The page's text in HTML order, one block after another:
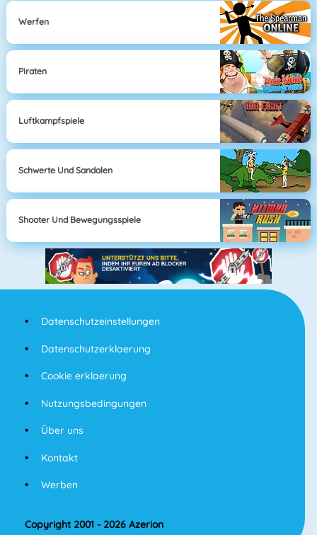
Werfen
Piraten
Luftkampfspiele
Schwerte Und Sandalen
Shooter Und Bewegungsspiele
Datenschutzeinstellungen
Datenschutzerklaerung
Cookie erklaerung
Nutzungsbedingungen
Über uns
Kontakt
Werben
Copyright 2001 - 2026 Azerion